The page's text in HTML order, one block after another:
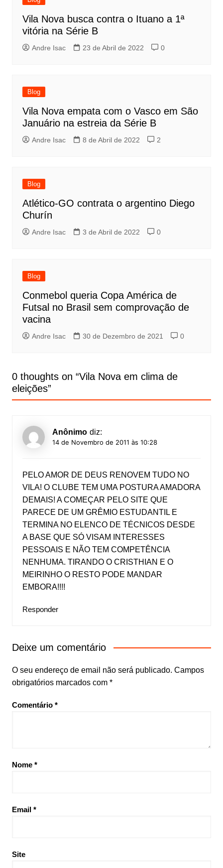
Vila Nova busca contra o Ituano a 1ª
vitória na Série B
Andre Isac 23 de Abril de 2022 0
Blog
Vila Nova empata com o Vasco em São
Januário na estreia da Série B
Andre Isac 8 de Abril de 2022 2
Blog
Atlético-GO contrata o argentino Diego
Churín
Andre Isac 3 de Abril de 2022 0
Blog
Conmebol queria Copa América de
Futsal no Brasil sem comprovação de
vacina
Andre Isac 30 de Dezembro de 2021 0
0 thoughts on “Vila Nova em clima de
eleições”
Anônimo diz:
14 de Novembro de 2011 às 10:28
PELO AMOR DE DEUS RENOVEM TUDO NO
VILA! O CLUBE TEM UMA POSTURA AMADORA
DEMAIS! A COMEÇAR PELO SITE QUE
PARECE DE UM GRÊMIO ESTUDANTIL E
TERMINA NO ELENCO DE TÉCNICOS DESDE
A BASE QUE SÓ VISAM INTERESSES
PESSOAIS E NÃO TEM COMPETÊNCIA
NENHUMA. TIRANDO O CRISTHIAN E O
MEIRINHO O RESTO PODE MANDAR
EMBORA!!!!
Responder
Deixe um comentário
O seu endereço de email não será publicado. Campos
obrigatórios marcados com *
Comentário *
Nome *
Email *
Site